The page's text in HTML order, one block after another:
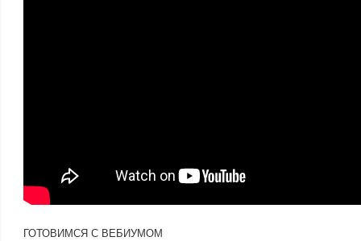
ГОТОВИМСЯ С ВЕБИУМОМ